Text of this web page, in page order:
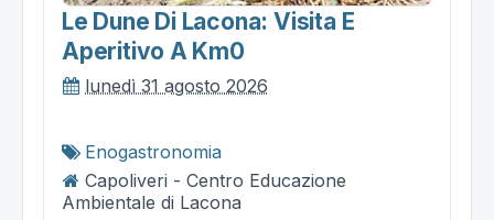
Le Dune Di Lacona: Visita E
Aperitivo A Km0
lunedì 31 agosto 2026
Enogastronomia
Capoliveri - Centro Educazione
Ambientale di Lacona